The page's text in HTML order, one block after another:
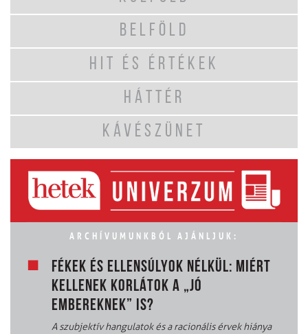
BELFÖLD
HIT ÉS ÉRTÉKEK
HÁTTÉR
KÁVÉSZÜNET
ARCHÍVUMUNKBÓL AJÁNLJUK:
FÉKEK ÉS ELLENSÚLYOK NÉLKÜL: MIÉRT
KELLENEK KORLÁTOK A „JÓ
EMBEREKNEK” IS?
A szubjektív hangulatok és a racionális érvek hiánya